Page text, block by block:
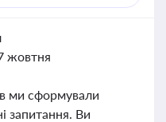
жовтня
ми сформували
запитання. Ви